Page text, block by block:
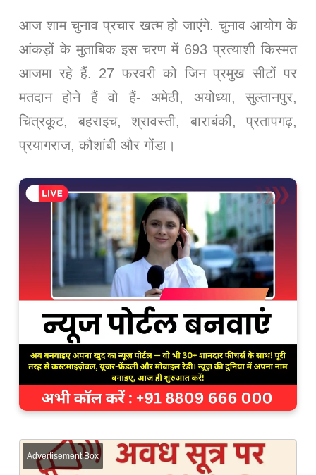
आज शाम चुनाव प्रचार खत्म हो जाएंगे. चुनाव आयोग के
आंकड़ों के मुताबिक इस चरण में 693 प्रत्याशी किस्मत
आजमा रहे हैं. 27 फरवरी को जिन प्रमुख सीटों पर
मतदान होने हैं वो हैं- अमेठी, अयोध्या, सुल्तानपुर,
चित्रकूट, बहराइच, श्रावस्ती, बाराबंकी, प्रतापगढ़,
प्रयागराज, कौशांबी और गोंडा।
Advertisement Box